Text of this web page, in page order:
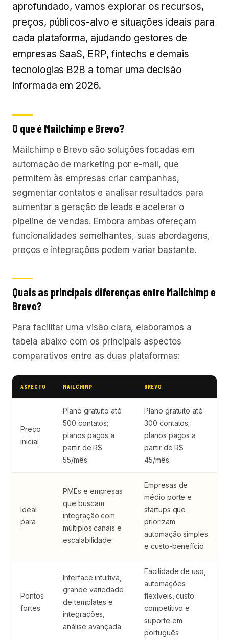
aprofundado, vamos explorar os recursos,
preços, públicos-alvo e situações ideais para
cada plataforma, ajudando gestores de
empresas SaaS, ERP, fintechs e demais
tecnologias B2B a tomar uma decisão
informada em 2026.
O que é Mailchimp e Brevo?
Mailchimp e Brevo são soluções focadas em
automação de marketing por e-mail, que
permitem às empresas criar campanhas,
segmentar contatos e analisar resultados para
aumentar a geração de leads e acelerar o
pipeline de vendas. Embora ambas ofereçam
funcionalidades semelhantes, suas abordagens,
preços e integrações podem variar bastante.
Quais as principais diferenças entre Mailchimp e
Brevo?
Para facilitar uma visão clara, elaboramos a
tabela abaixo com os principais aspectos
comparativos entre as duas plataformas:
ASPECTO MAILCHIMP BREVO
Preço
inicial
Plano gratuito até
500 contatos;
planos pagos a
partir de R$
55/mês
Plano gratuito até
300 contatos;
planos pagos a
partir de R$
45/mês
Ideal
para
PMEs e empresas
que buscam
integração com
múltiplos canais e
escalabilidade
Empresas de
médio porte e
startups que
priorizam
automação simples
e custo-benefício
Pontos
fortes
Interface intuitiva,
grande variedade
de templates e
integrações,
análise avançada
Facilidade de uso,
automações
flexíveis, custo
competitivo e
suporte em
português